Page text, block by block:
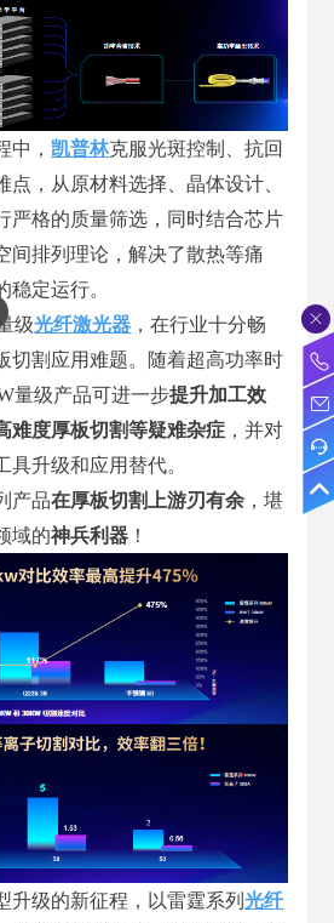
中， 凯普林克服光斑控制、抗回
点，从原材料选择、晶体设计、
严格的质量筛选，同时结合芯片
间排列理论，解决了散热等痛
稳定运行。
级光纤激光器 ，在行业十分畅
切割应用难题。随着超高功率时
量级产品可进一步提升加工效
难度厚板切割等疑难杂症 ，并对
具升级和应用替代。
产品在厚板切割上游刃有余 ，堪
域的神兵利器 ！
升级的新征程，以雷霆系列光纤